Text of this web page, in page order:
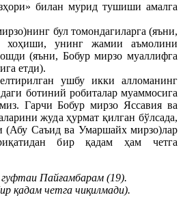
билан мурид тушиши амалга
бул томондагиларга (яъни,
хоҳиши, унинг жамии аъмолини
ошди (яъни, Бобур мирзо муаллифга
етди).
ушбу икки алломанинг
ботиний робиталар муаммосига
Гарчи Бобур мирзо Яссавия ва
жуда ҳурмат қилган бўлсада,
(Абу Саъид ва Умаршайх мирзо)лар
бир қадам ҳам четга
Пайғамбарам (19).
қадам четга чиқилмади).